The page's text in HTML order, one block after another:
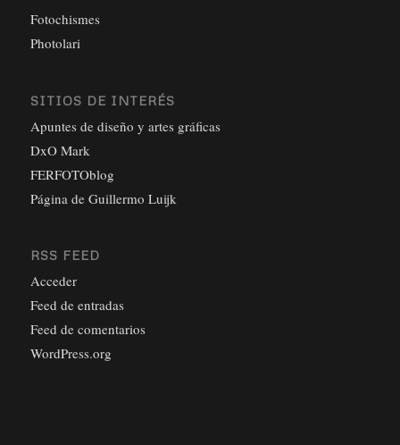
Fotochismes
Photolari
SITIOS DE INTERÉS
Apuntes de diseño y artes gráficas
DxO Mark
FERFOTOblog
Página de Guillermo Luijk
RSS FEED
Acceder
Feed de entradas
Feed de comentarios
WordPress.org